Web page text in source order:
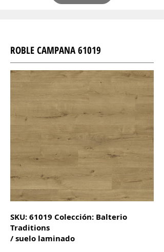
ROBLE CAMPANA 61019
SKU: 61019 Colección: Balterio
Traditions
/ suelo laminado